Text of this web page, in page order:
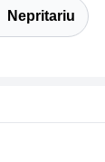
Nepritariu